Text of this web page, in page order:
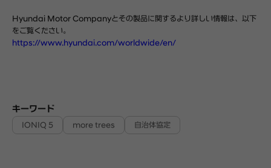
Hyundai Motor Companyとその製品に関するより詳しい情報は、以下
をご覧ください。
https://www.hyundai.com/worldwide/en/
キーワード
IONIQ 5 more trees 自治体協定